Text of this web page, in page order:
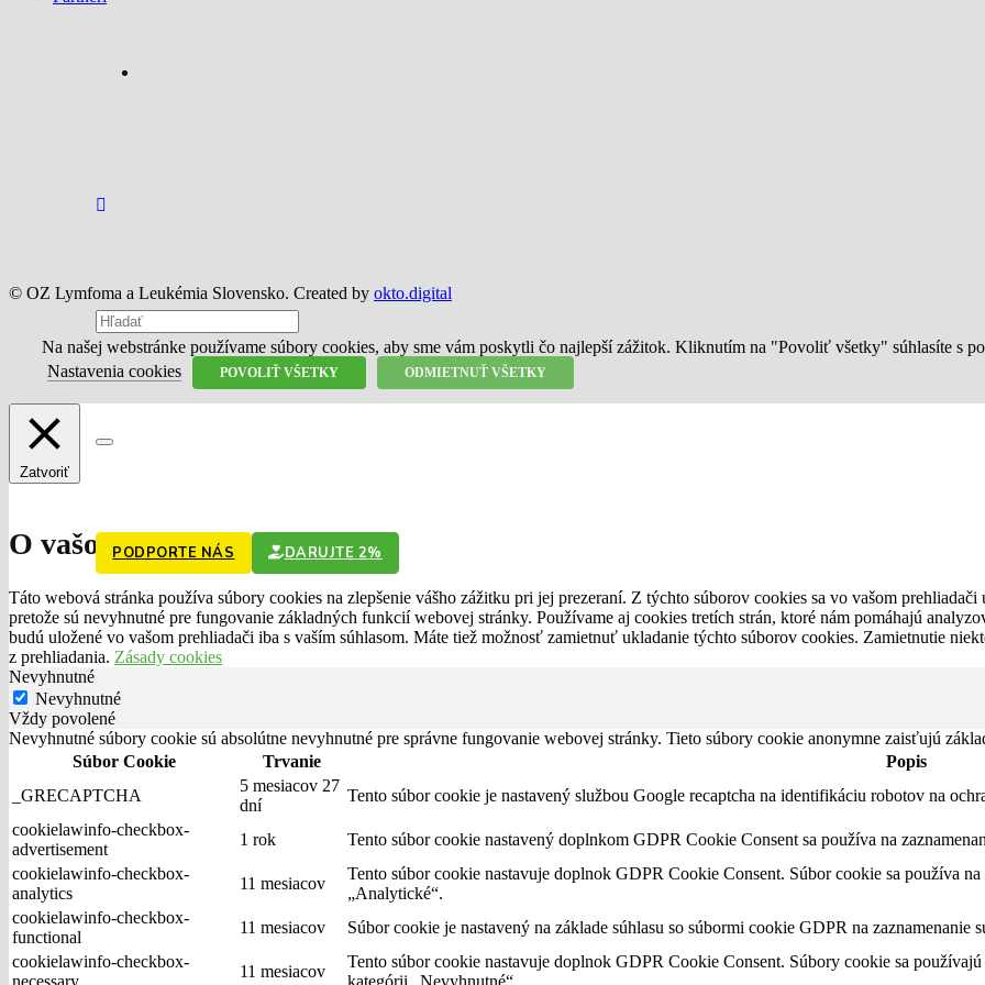
PODPORTE NÁS DARUJTE 2%
© OZ Lymfoma a Leukémia Slovensko. Created by okto.digital
Na našej webstránke používame súbory cookies, aby sme vám poskytli čo najlepší zážitok. Kliknutím na "Povoliť všetky" súhlasíte s
Nastavenia cookies
POVOLIŤ VŠETKY ODMIETNUŤ VŠETKY
Zatvoriť
O vašom súkromí
Táto webová stránka používa súbory cookies na zlepšenie vášho zážitku pri jej prezeraní. Z týchto súborov cookies sa vo vašom
pretože sú nevyhnutné pre fungovanie základných funkcií webovej stránky. Používame aj cookies tretích strán, ktoré nám pomáhajú
budú uložené vo vašom prehliadači iba s vaším súhlasom. Máte tiež možnosť zamietnuť ukladanie týchto súborov cookies. Zamietnutie
z prehliadania. Zásady cookies
Nevyhnutné
Nevyhnutné
Vždy povolené
Nevyhnutné súbory cookie sú absolútne nevyhnutné pre správne fungovanie webovej stránky. Tieto súbory cookie anonymne zaisťujú
Súbor Cookie
Trvanie
Popis
_GRECAPTCHA
5 mesiacov 27
dní
Tento súbor cookie je nastavený službou Google recaptcha na identifikáciu robotov na
cookielawinfo-checkbox-
advertisement
1 rok
Tento súbor cookie nastavený doplnkom GDPR Cookie Consent sa používa na
cookielawinfo-checkbox-
analytics
11 mesiacov
Tento súbor cookie nastavuje doplnok GDPR Cookie Consent. Súbor cookie sa používa
„Analytické“.
cookielawinfo-checkbox-
functional
11 mesiacov
Súbor cookie je nastavený na základe súhlasu so súbormi cookie GDPR na
cookielawinfo-checkbox-
necessary
11 mesiacov
Tento súbor cookie nastavuje doplnok GDPR Cookie Consent. Súbory cookie sa
kategórii „Nevyhnutné“.